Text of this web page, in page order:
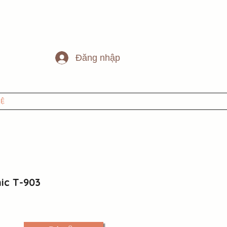
Đăng nhập
T-903